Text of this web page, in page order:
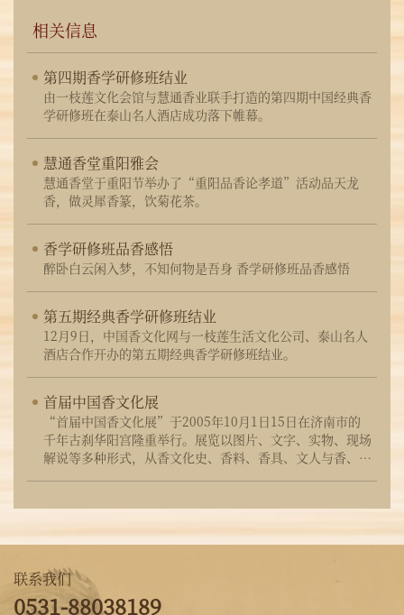
相关信息
第四期香学研修班结业
由一枝莲文化会馆与慧通香业联手打造的第四期中国经典香
学研修班在泰山名人酒店成功落下帷幕。
慧通香堂重阳雅会
慧通香堂于重阳节举办了“重阳品香论孝道”活动品天龙
香，做灵犀香篆，饮菊花茶。
香学研修班品香感悟
醉卧白云闲入梦，不知何物是吾身 香学研修班品香感悟
第五期经典香学研修班结业
12月9日，中国香文化网与一枝莲生活文化公司、泰山名人
酒店合作开办的第五期经典香学研修班结业。
首届中国香文化展
“首届中国香文化展”于2005年10月1日15日在济南市的
千年古刹华阳宫隆重举行。展览以图片、文字、实物、现场
解说等多种形式，从香文化史、香料、香具、文人与香、佛
联系我们
0531-88038189